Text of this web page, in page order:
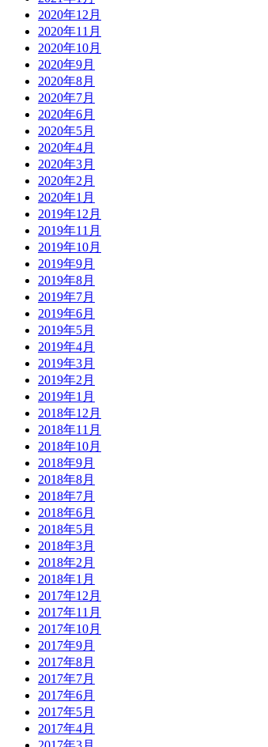
2020年12月
2020年11月
2020年10月
2020年9月
2020年8月
2020年7月
2020年6月
2020年5月
2020年4月
2020年3月
2020年2月
2020年1月
2019年12月
2019年11月
2019年10月
2019年9月
2019年8月
2019年7月
2019年6月
2019年5月
2019年4月
2019年3月
2019年2月
2019年1月
2018年12月
2018年11月
2018年10月
2018年9月
2018年8月
2018年7月
2018年6月
2018年5月
2018年3月
2018年2月
2018年1月
2017年12月
2017年11月
2017年10月
2017年9月
2017年8月
2017年7月
2017年6月
2017年5月
2017年4月